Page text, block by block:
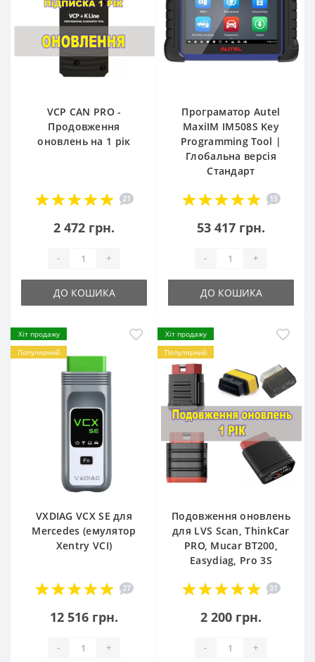
VCP CAN PRO -
Продовження
оновлень на 1 рік
21
2 472 грн.
- +
ДО КОШИКА
Програматор Autel
MaxiIM IM508S Key
Programming Tool |
Глобальна версія
Стандарт
15
53 417 грн.
- +
ДО КОШИКА
Хіт продажу
Популярний
VXDIAG VCX SE для
Mercedes (емулятор
Xentry VCI)
27
12 516 грн.
- +
Хіт продажу
Популярний
Подовження оновлень
для LVS Scan, ThinkCar
PRO, Mucar BT200,
Easydiag, Pro 3S
31
2 200 грн.
- +